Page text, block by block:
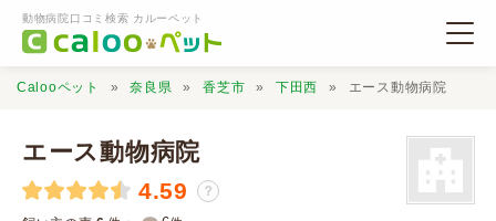
動物病院口コミ検索 カルーペット
Calooペット 奈良県 香芝市 下田西 エース動物病院
エース動物病院
4.59 ？